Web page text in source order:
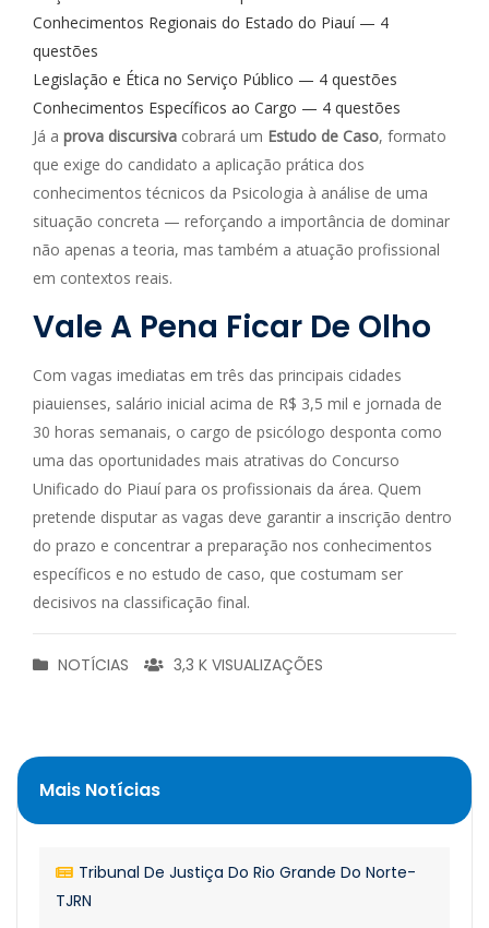
Conhecimentos Regionais do Estado do Piauí — 4
questões
Legislação e Ética no Serviço Público — 4 questões
Conhecimentos Específicos ao Cargo — 4 questões
Já a prova discursiva cobrará um Estudo de Caso, formato
que exige do candidato a aplicação prática dos
conhecimentos técnicos da Psicologia à análise de uma
situação concreta — reforçando a importância de dominar
não apenas a teoria, mas também a atuação profissional
em contextos reais.
Vale A Pena Ficar De Olho
Com vagas imediatas em três das principais cidades
piauienses, salário inicial acima de R$ 3,5 mil e jornada de
30 horas semanais, o cargo de psicólogo desponta como
uma das oportunidades mais atrativas do Concurso
Unificado do Piauí para os profissionais da área. Quem
pretende disputar as vagas deve garantir a inscrição dentro
do prazo e concentrar a preparação nos conhecimentos
específicos e no estudo de caso, que costumam ser
decisivos na classificação final.
NOTÍCIAS 3,3 K VISUALIZAÇÕES
Mais Notícias
Tribunal De Justiça Do Rio Grande Do Norte-
TJRN